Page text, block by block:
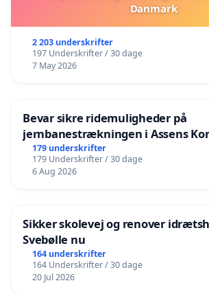
Danmark
2 203 underskrifter
197 Underskrifter / 30 dage
7 May 2026
Bevar sikre ridemuligheder på
jernbanestrækningen i Assens
179 underskrifter
179 Underskrifter / 30 dage
6 Aug 2026
Sikker skolevej og renover
Svebølle nu
164 underskrifter
164 Underskrifter / 30 dage
20 Jul 2026